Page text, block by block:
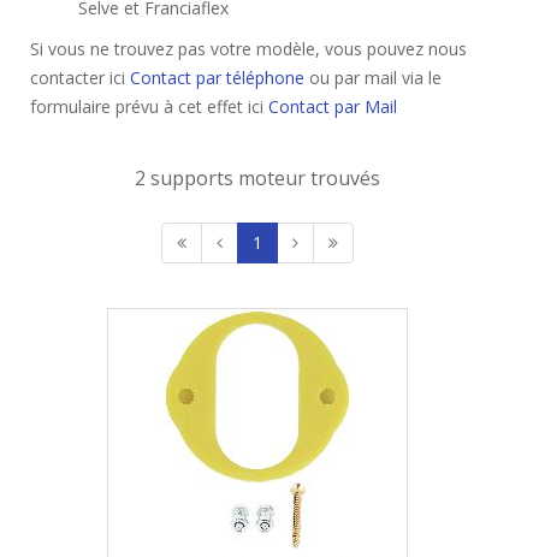
Selve et Franciaflex
Si vous ne trouvez pas votre modèle, vous pouvez nous
contacter ici Contact par téléphone ou par mail via le
formulaire prévu à cet effet ici Contact par Mail
2 supports moteur trouvés
1